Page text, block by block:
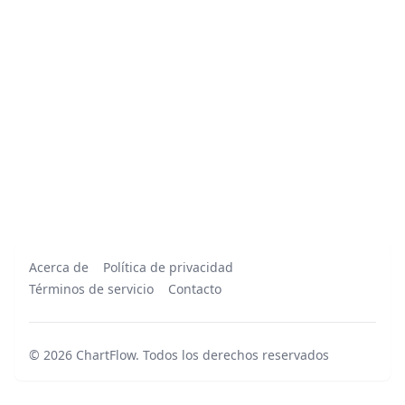
Acerca de
Política de privacidad
Términos de servicio
Contacto
© 2026 ChartFlow. Todos los derechos reservados